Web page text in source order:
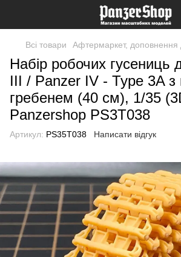
Всі товари Афтермаркет,
Набір робочих гусениць
III / Panzer IV - Type 3A з
гребенем (40 см), 1/35
Panzershop PS3T038
Артикул: PS35T038 Написати відгук